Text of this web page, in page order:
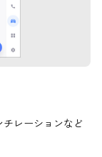
レーションなど